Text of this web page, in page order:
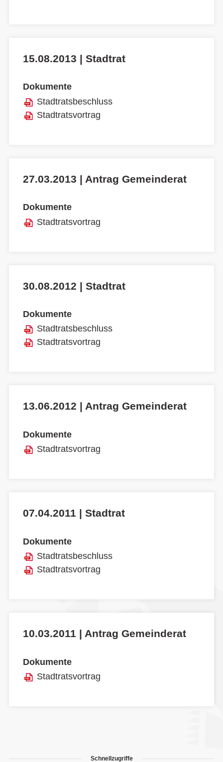
15.08.2013 | Stadtrat
Dokumente
Stadtratsbeschluss
Stadtratsvortrag
27.03.2013 | Antrag Gemeinderat
Dokumente
Stadtratsvortrag
30.08.2012 | Stadtrat
Dokumente
Stadtratsbeschluss
Stadtratsvortrag
13.06.2012 | Antrag Gemeinderat
Dokumente
Stadtratsvortrag
07.04.2011 | Stadtrat
Dokumente
Stadtratsbeschluss
Stadtratsvortrag
10.03.2011 | Antrag Gemeinderat
Dokumente
Stadtratsvortrag
Schnellzugriffe